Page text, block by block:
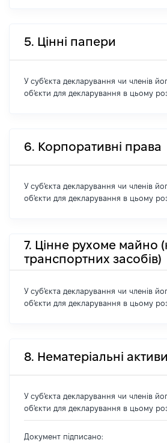
5. Цінні папери
У суб'єкта декларування чи членів
об'єкти для декларування в цьому
6. Корпоративні права
У суб'єкта декларування чи членів
об'єкти для декларування в цьому
7. Цінне рухоме майно
транспортних засобів)
У суб'єкта декларування чи членів
об'єкти для декларування в цьому
8. Нематеріальні активи
У суб'єкта декларування чи членів
об'єкти для декларування в цьому
Документ підписано: